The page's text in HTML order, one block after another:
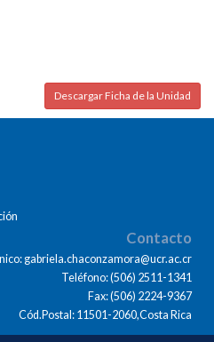
Descargar Ficha de la Unidad
Contacto
gabriela.chaconzamora@ucr.ac.cr
Teléfono: (506) 2511-1341
Fax: (506) 2224-9367
Cód.Postal: 11501-2060,Costa Rica